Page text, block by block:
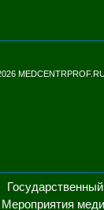
Мероприятия